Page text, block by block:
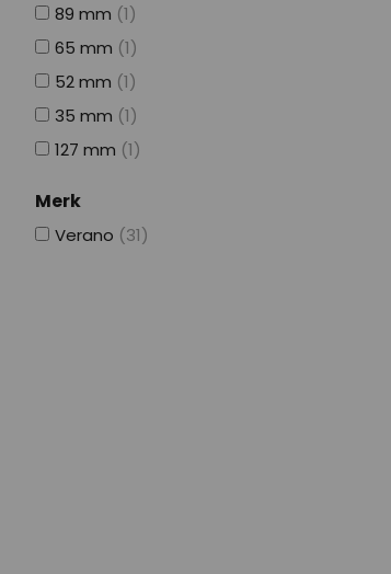
89 mm (1)
65 mm (1)
52 mm (1)
35 mm (1)
127 mm (1)
Merk
Verano (31)